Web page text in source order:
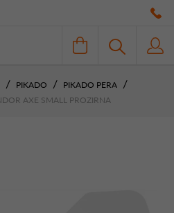
PIKADO
PIKADO PERA
AXE SMALL PROZIRNA